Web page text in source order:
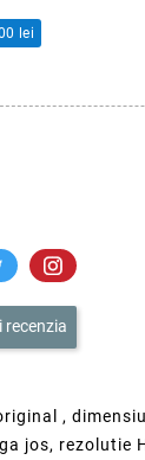
lei
recenzia
,
jos, rezolutie